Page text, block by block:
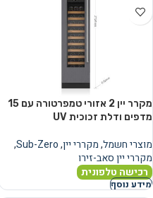
מקרר יין 2 אזורי טמפרטורה עם 15
מדפים ודלת זכוכית UV
מוצרי חשמל,מקררי יין,
Sub-Zero
,
מקררי יין סאב-זירו
רכישה טלפונית
מידע נוסף